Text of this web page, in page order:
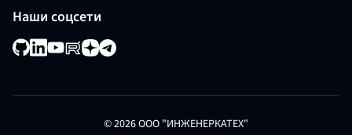
Наши соцсети
© 2026 ООО "ИНЖЕНЕРКАТЕХ"